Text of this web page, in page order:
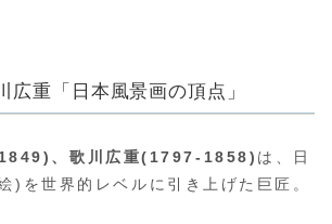
広重「日本風景画の頂点」
、歌川広重(1797-1858) は、日
)を世界的レベルに引き上げた巨匠。